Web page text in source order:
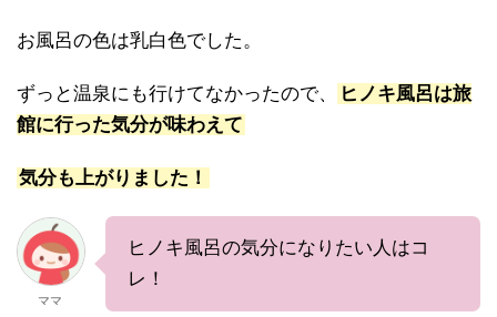
お風呂の色は乳白色でした。
ずっと温泉にも行けてなかったので、
ヒノキ風呂は旅
館に行った気分が味わえて
気分も上がりました！
ママ
ヒノキ風呂の気分になりたい人はコ
レ！